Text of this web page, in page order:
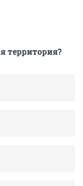
территория?